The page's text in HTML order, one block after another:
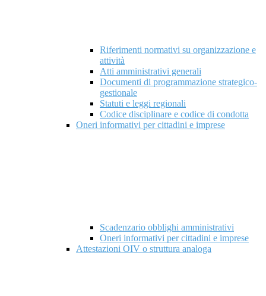
Riferimenti normativi su organizzazione e
attività
Atti amministrativi generali
Documenti di programmazione strategico-
gestionale
Statuti e leggi regionali
Codice disciplinare e codice di condotta
Oneri informativi per cittadini e imprese
Scadenzario obblighi amministrativi
Oneri informativi per cittadini e imprese
Attestazioni OIV o struttura analoga